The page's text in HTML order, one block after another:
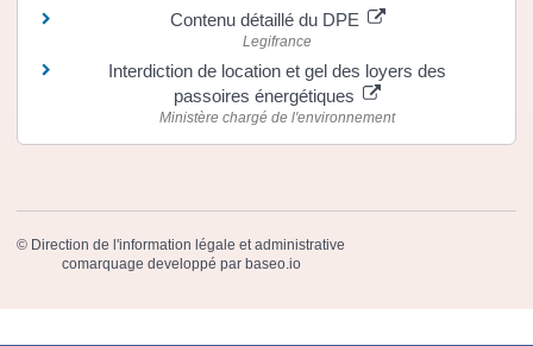
Contenu détaillé du DPE
Legifrance
Interdiction de location et gel des loyers des
passoires énergétiques
Ministère chargé de l'environnement
© Direction de l'information légale et administrative
comarquage developpé par baseo.io